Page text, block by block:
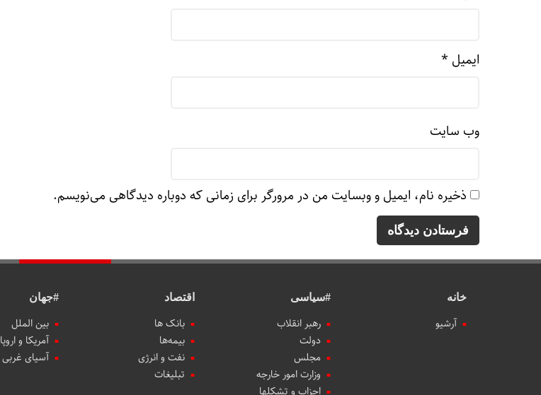
ایمیل *
وب‌ سایت
ذخیره نام، ایمیل و وبسایت من در مرورگر برای زمانی که دوباره دیدگاهی می‌نویسم.
خانه
آرشیو
#سیاسی
رهبر انقلاب
دولت
مجلس
وزارت امور خارجه
احزاب و تشکلها
اقتصاد
بانک ها
بیمه‌ها
نفت و انرژی
تبلیغات
#جهان
بین الملل
آمریکا و اروپا
آسیای غربی